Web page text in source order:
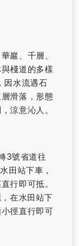
巖、千層、
棧道的多樣
因水流遇石
滑落，形態
涼意沁人。
3號省道往
田站下車，
行即可抵。
在水田站下
徑直行即可